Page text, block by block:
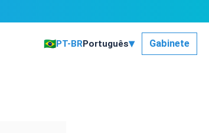
🇧🇷PT-BRPortuguês▾ Gabinete